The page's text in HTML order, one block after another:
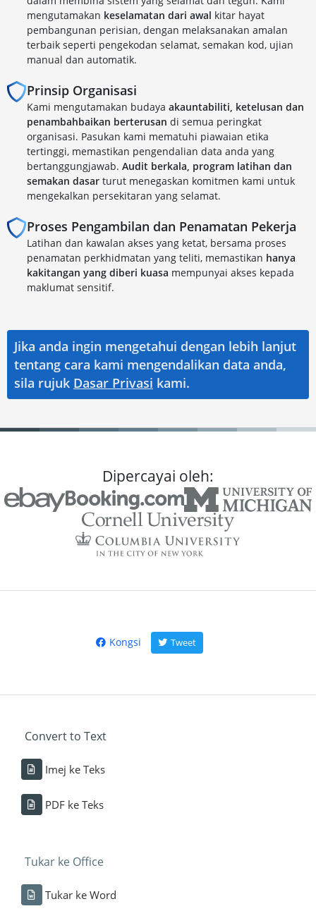
mengutamakan keselamatan dari awal kitar hayat
pembangunan perisian, dengan melaksanakan amalan
terbaik seperti pengekodan selamat, semakan kod, ujian
manual dan automatik.
Prinsip Organisasi
Kami mengutamakan budaya akauntabiliti, ketelusan dan
penambahbaikan berterusan di semua peringkat
organisasi. Pasukan kami mematuhi piawaian etika
tertinggi, memastikan pengendalian data anda yang
bertanggungjawab. Audit berkala, program latihan dan
semakan dasar turut menegaskan komitmen kami untuk
mengekalkan persekitaran yang selamat.
Proses Pengambilan dan Penamatan Pekerja
Latihan dan kawalan akses yang ketat, bersama proses
penamatan perkhidmatan yang teliti, memastikan hanya
kakitangan yang diberi kuasa mempunyai akses kepada
maklumat sensitif.
Jika anda ingin mengetahui dengan lebih lanjut
tentang cara kami mengendalikan data anda,
sila rujuk Dasar Privasi kami.
Dipercayai oleh:
Kongsi Tweet
Convert to Text
Imej ke Teks
PDF ke Teks
Tukar ke Office
Tukar ke Word